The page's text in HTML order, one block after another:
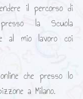
il percorso di
la Scuola
al mio lavoro coi
che presso lo
a Milano.